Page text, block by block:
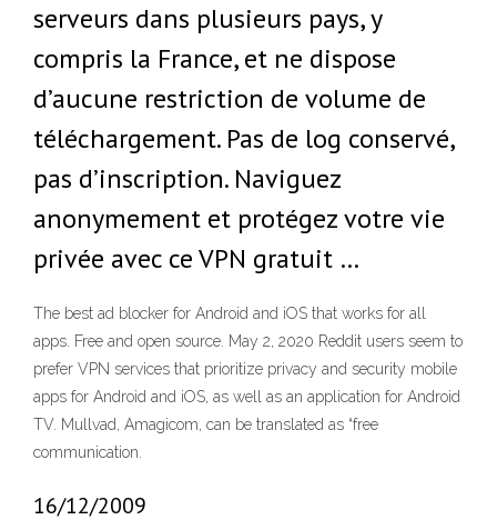
serveurs dans plusieurs pays, y
compris la France, et ne dispose
d’aucune restriction de volume de
téléchargement. Pas de log conservé,
pas d’inscription. Naviguez
anonymement et protégez votre vie
privée avec ce VPN gratuit …
The best ad blocker for Android and iOS that works for all
apps. Free and open source. May 2, 2020 Reddit users seem to
prefer VPN services that prioritize privacy and security mobile
apps for Android and iOS, as well as an application for Android
TV. Mullvad, Amagicom, can be translated as “free
communication.
16/12/2009